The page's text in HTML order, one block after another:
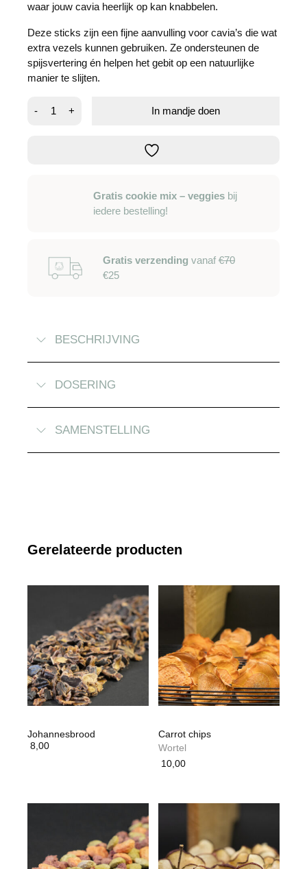
waar jouw cavia heerlijk op kan knabbelen.
Deze sticks zijn een fijne aanvulling voor cavia’s die wat
extra vezels kunnen gebruiken. Ze ondersteunen de
spijsvertering én helpen het gebit op een natuurlijke
manier te slijten.
-
aantal
+ In mandje doen
Gratis cookie mix – veggies bij
iedere bestelling!
Gratis verzending vanaf€70
€25
BESCHRIJVING
DOSERING
SAMENSTELLING
Gerelateerde producten
Johannesbrood
8,00
Carrot chips
Wortel
10,00